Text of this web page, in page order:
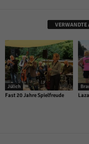
VERWANDTE
Jülich
Fast 20 Jahre Spielfreude